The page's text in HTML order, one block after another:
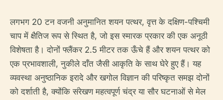
लगभग 20 टन वजनी अनुमानित शयन पत्थर, वृत्त के दक्षिण-पश्चिमी
चाप में क्षैतिज रूप से स्थित है, जो इस स्मारक प्रकार की एक अनूठी
विशेषता है। दोनों फ्लैंकर 2.5 मीटर तक ऊँचे हैं और शयन पत्थर को
एक प्रभावशाली, नुकीले दाँत जैसी आकृति के साथ घेरे हुए हैं। यह
व्यवस्था अनुष्ठानिक इरादे और खगोल विज्ञान की परिष्कृत समझ दोनों
को दर्शाती है, क्योंकि संरेखण महत्वपूर्ण चंद्र या सौर घटनाओं से मेल